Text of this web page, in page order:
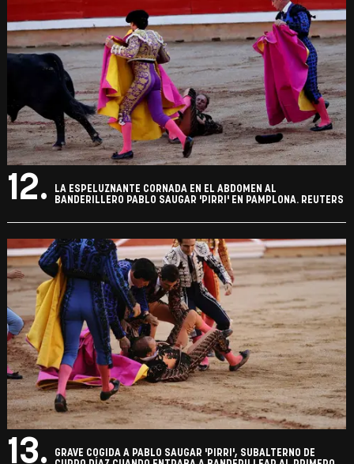
12.
LA ESPELUZNANTE CORNADA EN EL ABDOMEN AL
BANDERILLERO PABLO SAUGAR 'PIRRI' EN PAMPLONA. REUTERS
13.
GRAVE COGIDA A PABLO SAUGAR 'PIRRI', SUBALTERNO DE